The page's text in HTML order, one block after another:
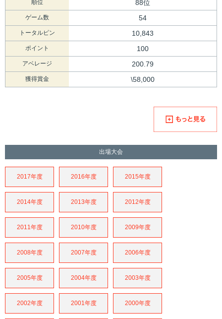
順位 88位
ゲーム数 54
トータルピン 10,843
ポイント 100
アベレージ 200.79
獲得賞金 \58,000
出場大会
2017年度 2016年度 2015年度
2014年度 2013年度 2012年度
2011年度 2010年度 2009年度
2008年度 2007年度 2006年度
2005年度 2004年度 2003年度
2002年度 2001年度 2000年度